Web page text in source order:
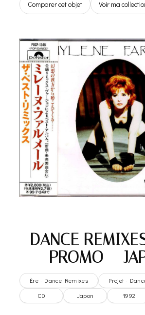
Comparer cet objet Voir ma
DANCE
PROMO –
Ère · Dance Remixes
Projet ·
CD
Japon 1992